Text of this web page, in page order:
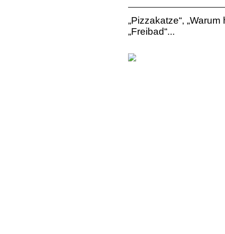
„Pizzakatze“,
„Freibad“...